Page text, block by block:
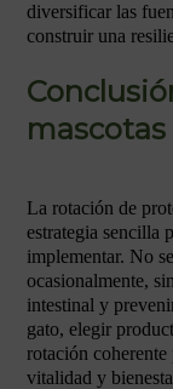
diversificar las
construir una
mascotas
La rotación de
estrategia sencilla
implementar. No
ocasionalmente,
intestinal y
gato, elegir
rotación
vitalidad y